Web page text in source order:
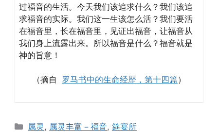
过福音的生活。今天我们该追求什么？我们该追
求福音的实际。我们这一生该怎么活？我们要活
在福音里，长在福音里，见证出福音，让福音从
我们身上流露出来。所以福音是什么？福音就是
神的旨意！
（摘自 罗马书中的生命经歷，第十四篇）
Categories
属灵 , 属灵丰富－福音,筵宴所